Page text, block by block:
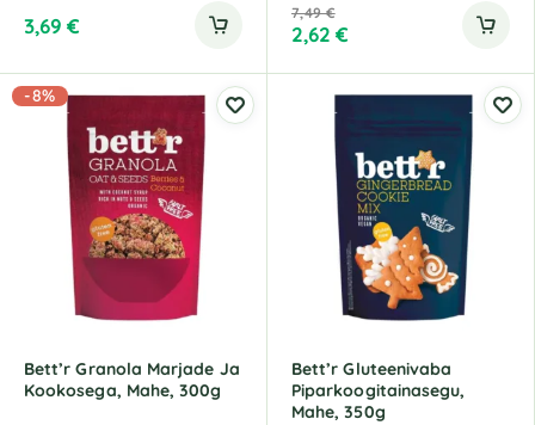
3,69€ 7,49€
2,62€
-8%
Bett’r Granola Marjade Ja
Kookosega, Mahe, 300g
Bett’r Gluteenivaba
Piparkoogitainasegu,
Mahe, 350g